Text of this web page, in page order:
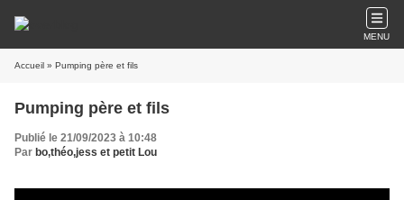
MENU
Accueil » Pumping père et fils
Pumping père et fils
Publié le 21/09/2023 à 10:48
Par bo,théo,jess et petit Lou